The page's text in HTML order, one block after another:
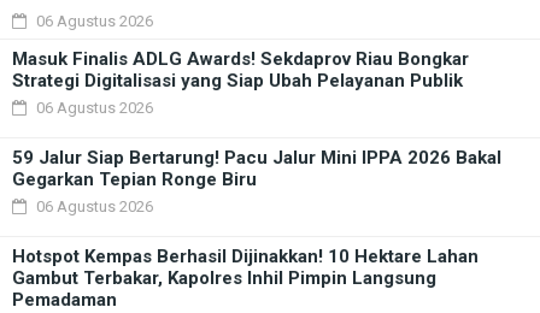
06 Agustus 2026
Masuk Finalis ADLG Awards! Sekdaprov Riau Bongkar
Strategi Digitalisasi yang Siap Ubah Pelayanan Publik
06 Agustus 2026
59 Jalur Siap Bertarung! Pacu Jalur Mini IPPA 2026 Bakal
Gegarkan Tepian Ronge Biru
06 Agustus 2026
Hotspot Kempas Berhasil Dijinakkan! 10 Hektare Lahan
Gambut Terbakar, Kapolres Inhil Pimpin Langsung
Pemadaman